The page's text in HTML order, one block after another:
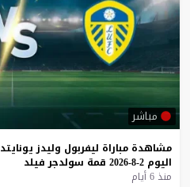
مباشر
مشاهدة مباراة ليفربول وليدز يونايتد
اليوم 2-8-2026 قمة سولدجر فيلد
منذ 6 أيام